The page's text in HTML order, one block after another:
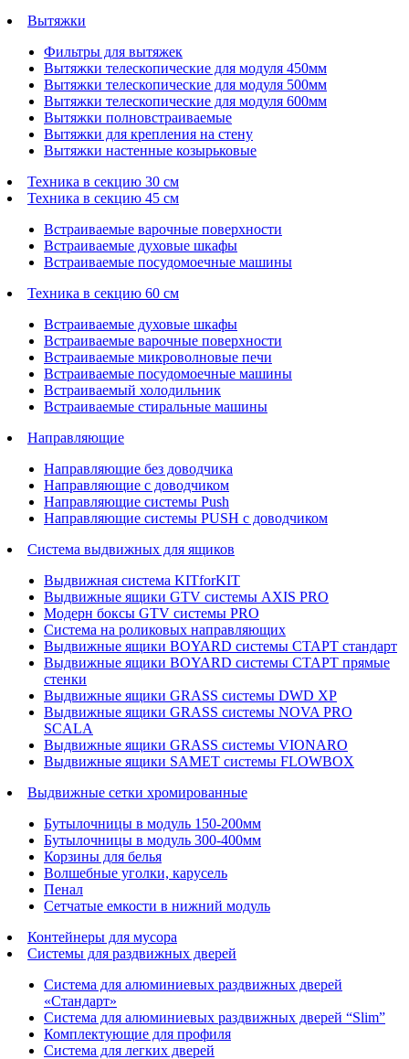
Вытяжки
Фильтры для вытяжек
Вытяжки телескопические для модуля 450мм
Вытяжки телескопические для модуля 500мм
Вытяжки телескопические для модуля 600мм
Вытяжки полновстраиваемые
Вытяжки для крепления на стену
Вытяжки настенные козырьковые
Техника в секцию 30 см
Техника в секцию 45 см
Встраиваемые варочные поверхности
Встраиваемые духовые шкафы
Встраиваемые посудомоечные машины
Техника в секцию 60 см
Встраиваемые духовые шкафы
Встраиваемые варочные поверхности
Встраиваемые микроволновые печи
Встраиваемые посудомоечные машины
Встраиваемый холодильник
Встраиваемые стиральные машины
Направляющие
Направляющие без доводчика
Направляющие с доводчиком
Направляющие системы Push
Направляющие системы PUSH с доводчиком
Система выдвижных для ящиков
Выдвижная система KITforKIT
Выдвижные ящики GTV системы AXIS PRO
Модерн боксы GTV системы PRO
Система на роликовых направляющих
Выдвижные ящики BOYARD системы СТАРТ стандарт
Выдвижные ящики BOYARD системы СТАРТ прямые
стенки
Выдвижные ящики GRASS системы DWD XP
Выдвижные ящики GRASS системы NOVA PRO
SCALA
Выдвижные ящики GRASS системы VIONARO
Выдвижные ящики SAMET системы FLOWBOX
Выдвижные сетки хромированные
Бутылочницы в модуль 150-200мм
Бутылочницы в модуль 300-400мм
Корзины для белья
Волшебные уголки, карусель
Пенал
Cетчатые емкости в нижний модуль
Контейнеры для мусора
Системы для раздвижных дверей
Система для алюминиевых раздвижных дверей
«Стандарт»
Система для алюминиевых раздвижных дверей “Slim”
Комплектующие для профиля
Система для легких дверей